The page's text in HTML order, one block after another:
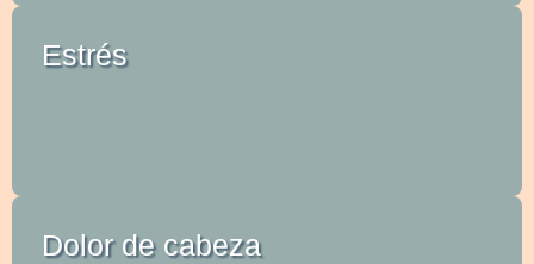
Estrés
Dolor de cabeza